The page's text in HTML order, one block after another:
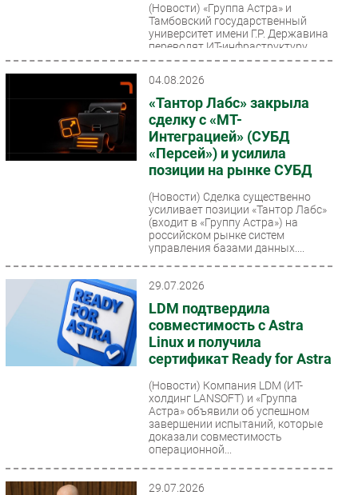
(Новости) «Группа Астра» и
Тамбовский государственный
университет имени Г.Р. Державина
переводят ИТ-инфраструктуру
вуза на отечественную
04.08.2026
«Тантор Лабс» закрыла
сделку с «МТ-
Интеграцией» (СУБД
«Персей») и усилила
позиции на рынке СУБД
(Новости) Сделка существенно
усиливает позиции «Тантор Лабс»
(входит в «Группу Астра») на
российском рынке систем
управления базами данных....
29.07.2026
LDM подтвердила
совместимость с Astra
Linux и получила
сертификат Ready for Astra
(Новости) Компания LDM (ИТ-
холдинг LANSOFT) и «Группа
Астра» объявили об успешном
завершении испытаний, которые
доказали совместимость
операционной...
29.07.2026